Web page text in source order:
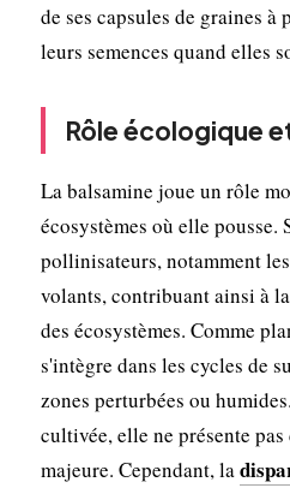
de ses capsules de graines
leurs semences quand elles
Rôle écologique
La balsamine joue un rôle
écosystèmes où elle pousse.
pollinisateurs, notamment
volants, contribuant ainsi à
des écosystèmes. Comme
s'intègre dans les cycles de
zones perturbées ou
cultivée, elle ne présente
majeure. Cependant, la